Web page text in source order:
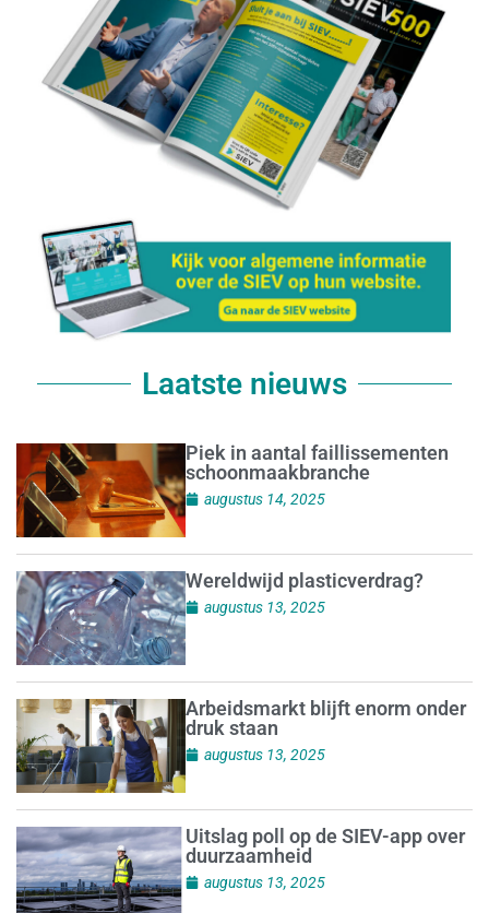
Laatste nieuws
Piek in aantal faillissementen
schoonmaakbranche
augustus 14, 2025
Wereldwijd plasticverdrag?
augustus 13, 2025
Arbeidsmarkt blijft enorm onder
druk staan
augustus 13, 2025
Uitslag poll op de SIEV-app over
duurzaamheid
augustus 13, 2025